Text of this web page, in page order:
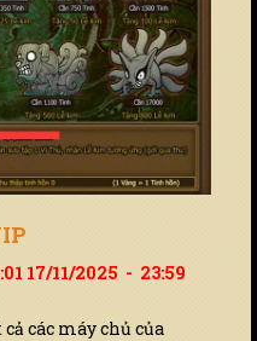
17/11/2025 - 23:59
cả các máy chủ của